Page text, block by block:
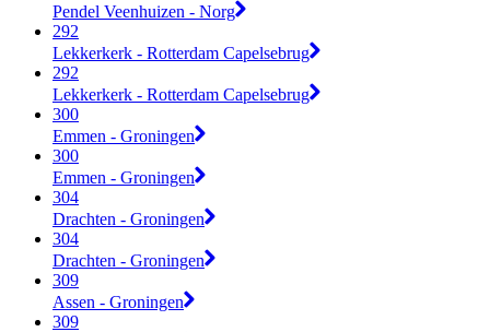
Pendel Veenhuizen - Norg
292
Lekkerkerk - Rotterdam Capelsebrug
292
Lekkerkerk - Rotterdam Capelsebrug
300
Emmen - Groningen
300
Emmen - Groningen
304
Drachten - Groningen
304
Drachten - Groningen
309
Assen - Groningen
309